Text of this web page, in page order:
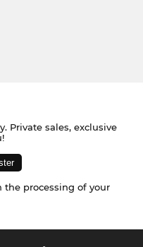
Private sales, exclusive
processing of your